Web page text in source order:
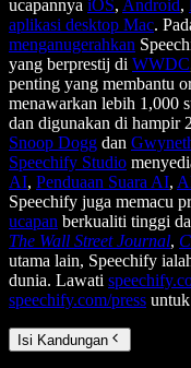
ucapannya iOS, Android,
aplikasi desktop Mac.
menganugerahkan
yang berprestij di WWDC
penting yang membantu
menawarkan lebih 1,000
dan digunakan di hampir
Snoop Dogg dan
Speechify Studio
AI, Penduaan Suara AI,
Speechify juga memacu
ucapan berkualiti tinggi
The Wall Street Journal,
utama lain, Speechify
dunia. Lawati
speechify.com/press
Isi Kandungan